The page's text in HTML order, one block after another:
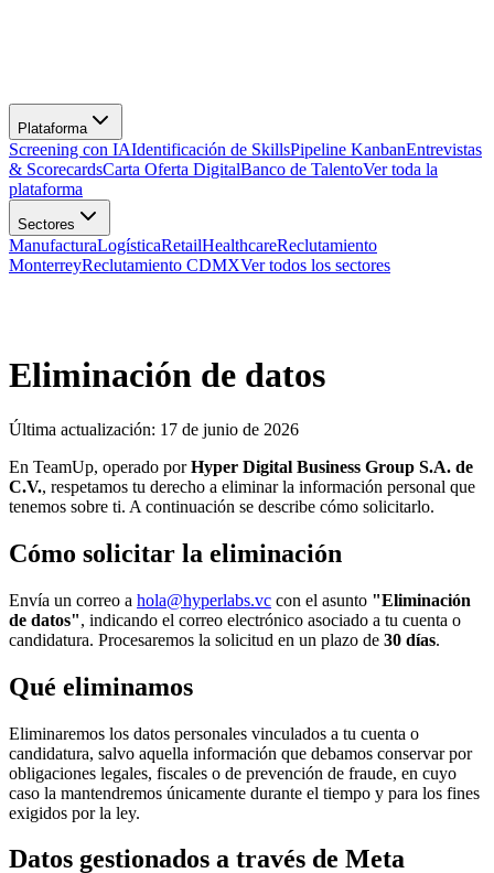
Screening con IAIdentificación de SkillsPipeline KanbanEntrevistas
& ScorecardsCarta Oferta DigitalBanco de TalentoVer toda la
plataforma
ManufacturaLogísticaRetailHealthcareReclutamiento
MonterreyReclutamiento CDMXVer todos los sectores
Eliminación de datos
Última actualización: 17 de junio de 2026
En TeamUp, operado porHyper Digital Business Group S.A. de
C.V., respetamos tu derecho a eliminar la información personal que
tenemos sobre ti. A continuación se describe cómo solicitarlo.
Cómo solicitar la eliminación
Envía un correo a hola@hyperlabs.vc con el asunto "Eliminación
de datos", indicando el correo electrónico asociado a tu cuenta o
candidatura. Procesaremos la solicitud en un plazo de 30 días.
Qué eliminamos
Eliminaremos los datos personales vinculados a tu cuenta o
candidatura, salvo aquella información que debamos conservar por
obligaciones legales, fiscales o de prevención de fraude, en cuyo
caso la mantendremos únicamente durante el tiempo y para los fines
exigidos por la ley.
Datos gestionados a través de Meta